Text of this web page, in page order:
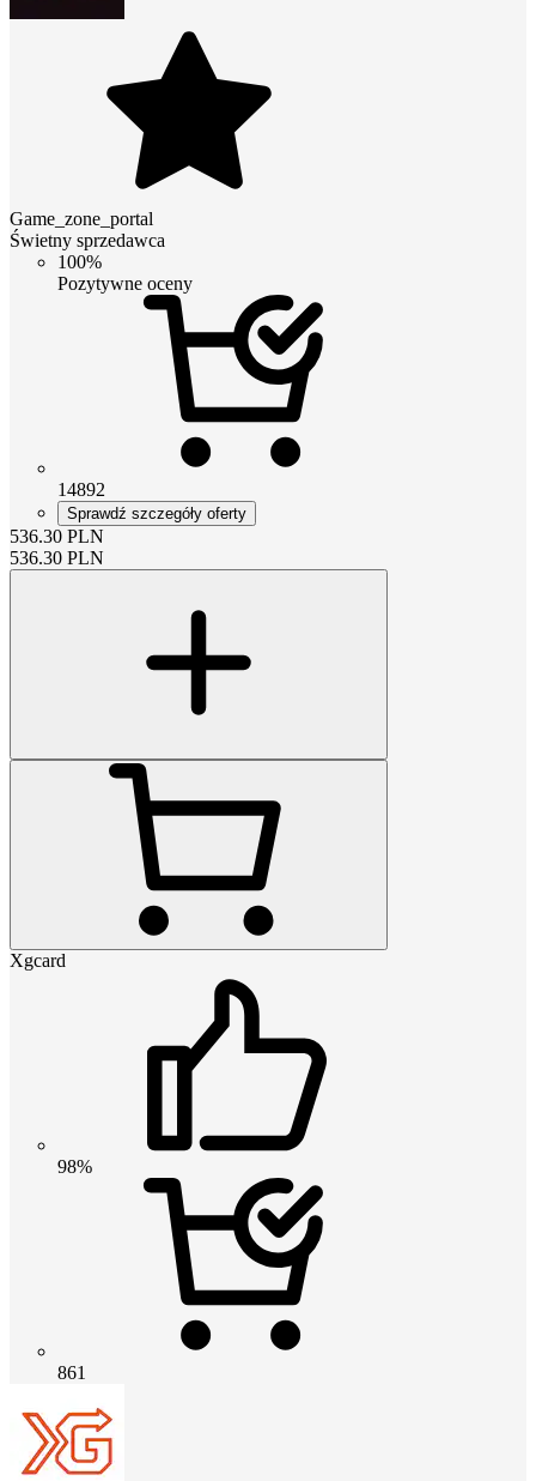
Game_zone_portal
Świetny sprzedawca
100%
Pozytywne oceny
14892
Sprawdź szczegóły oferty
536.30 PLN
536.30 PLN
Xgcard
98%
861